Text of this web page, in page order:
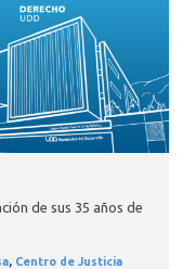
de sus 35 años de
, Centro de Justicia